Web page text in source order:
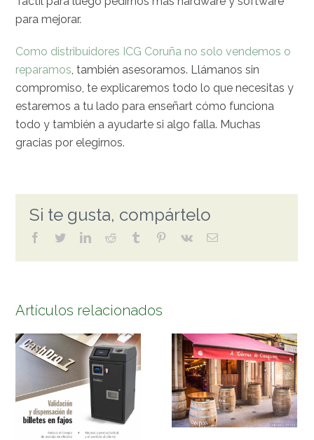
para mejorar.
Como distribuidores ICG Coruña no solo vendemos o
reparamos , también asesoramos. Llámanos sin
compromiso, te explicaremos todo lo que necesitas y
estaremos a tu lado para enseñart cómo funciona
todo y también a ayudarte si algo falla. Muchas
gracias por elegirnos.
Si te gusta, compártelo
facebooktwitterlinkedinreddit tumblr pinterest
vk
Correo
Artículos relacionados